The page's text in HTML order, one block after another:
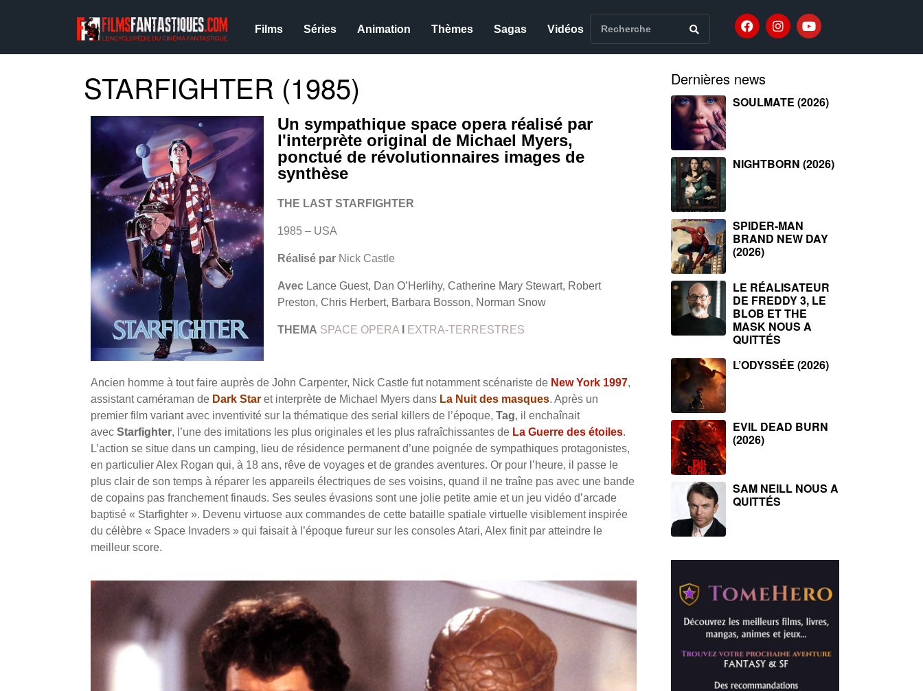
Films Séries Animation Thèmes Sagas Vidéos
STARFIGHTER (1985)
Un sympathique space opera réalisé par
l'interprète original de Michael Myers,
ponctué de révolutionnaires images de
synthèse
THE LAST STARFIGHTER
1985 – USA
Réalisé par Nick Castle
Avec Lance Guest, Dan O’Herlihy, Catherine Mary Stewart, Robert
Preston, Chris Herbert, Barbara Bosson, Norman Snow
THEMA SPACE OPERA EXTRA-TERRESTRES
Ancien homme à tout faire auprès de John Carpenter, Nick Castle fut notamment scénariste de New York 1997,
assistant caméraman de Dark Star et interprète de Michael Myers dans La Nuit des masques. Après un
premier film variant avec inventivité sur la thématique des serial killers de l’époque, Tag, il enchaînait
avec Starfighter, l’une des imitations les plus originales et les plus rafraîchissantes de La Guerre des étoiles.
L’action se situe dans un camping, lieu de résidence permanent d’une poignée de sympathiques protagonistes,
en particulier Alex Rogan qui, à 18 ans, rêve de voyages et de grandes aventures. Or pour l’heure, il passe le
plus clair de son temps à réparer les appareils électriques de ses voisins, quand il ne traîne pas avec une bande
de copains pas franchement finauds. Ses seules évasions sont une jolie petite amie et un jeu vidéo d’arcade
baptisé « Starfighter ». Devenu virtuose aux commandes de cette bataille spatiale virtuelle visiblement inspirée
du célèbre « Space Invaders » qui faisait à l’époque fureur sur les consoles Atari, Alex finit par atteindre le
meilleur score.
Dernières news
SOULMATE (2026)
NIGHTBORN (2026)
SPIDER-MAN
BRAND NEW DAY
(2026)
LE RÉALISATEUR
DE FREDDY 3, LE
BLOB ET THE
MASK NOUS A
QUITTÉS
L’ODYSSÉE (2026)
EVIL DEAD BURN
(2026)
SAM NEILL NOUS A
QUITTÉS